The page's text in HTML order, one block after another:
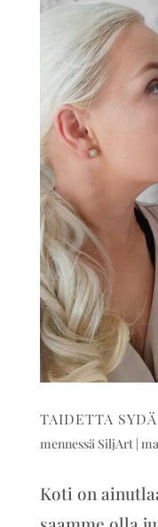
TAIDETTA
mennessä SiljArt|
Koti on